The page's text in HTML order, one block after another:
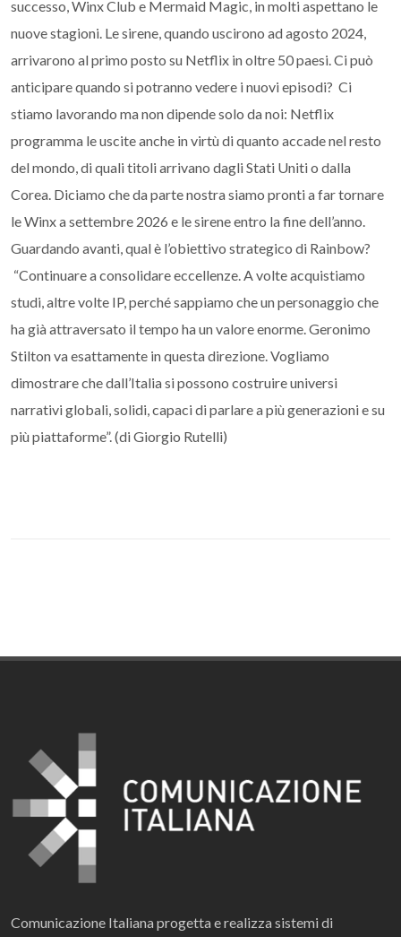
successo, Winx Club e Mermaid Magic, in molti aspettano le
nuove stagioni. Le sirene, quando uscirono ad agosto 2024,
arrivarono al primo posto su Netflix in oltre 50 paesi. Ci può
anticipare quando si potranno vedere i nuovi episodi? Ci
stiamo lavorando ma non dipende solo da noi: Netflix
programma le uscite anche in virtù di quanto accade nel resto
del mondo, di quali titoli arrivano dagli Stati Uniti o dalla
Corea. Diciamo che da parte nostra siamo pronti a far tornare
le Winx a settembre 2026 e le sirene entro la fine dell’anno.
Guardando avanti, qual è l’obiettivo strategico di Rainbow?
“Continuare a consolidare eccellenze. A volte acquistiamo
studi, altre volte IP, perché sappiamo che un personaggio che
ha già attraversato il tempo ha un valore enorme. Geronimo
Stilton va esattamente in questa direzione. Vogliamo
dimostrare che dall’Italia si possono costruire universi
narrativi globali, solidi, capaci di parlare a più generazioni e su
più piattaforme”. (di Giorgio Rutelli)
Comunicazione Italiana progetta e realizza sistemi di